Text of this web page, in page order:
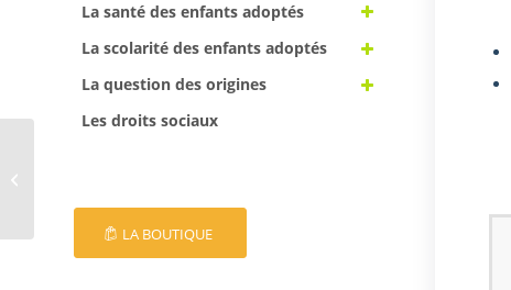
La santé des enfants adoptés
La scolarité des enfants adoptés
La question des origines
Les droits sociaux
LA BOUTIQUE